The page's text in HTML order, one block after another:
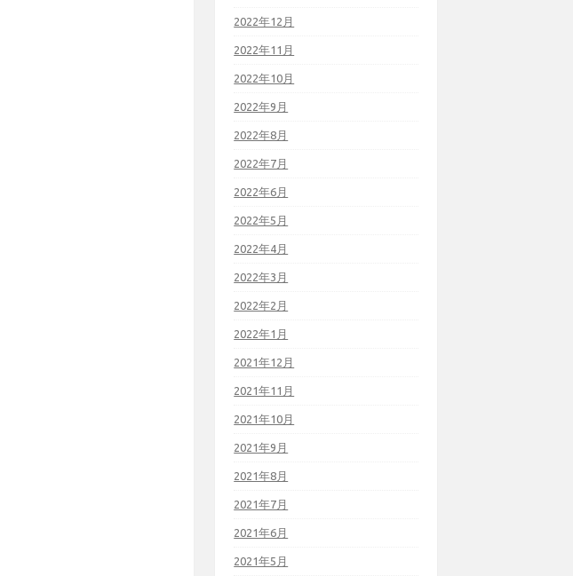
2022年12月
2022年11月
2022年10月
2022年9月
2022年8月
2022年7月
2022年6月
2022年5月
2022年4月
2022年3月
2022年2月
2022年1月
2021年12月
2021年11月
2021年10月
2021年9月
2021年8月
2021年7月
2021年6月
2021年5月